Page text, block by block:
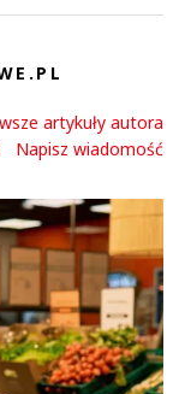
artykuły autora
Napisz wiadomość